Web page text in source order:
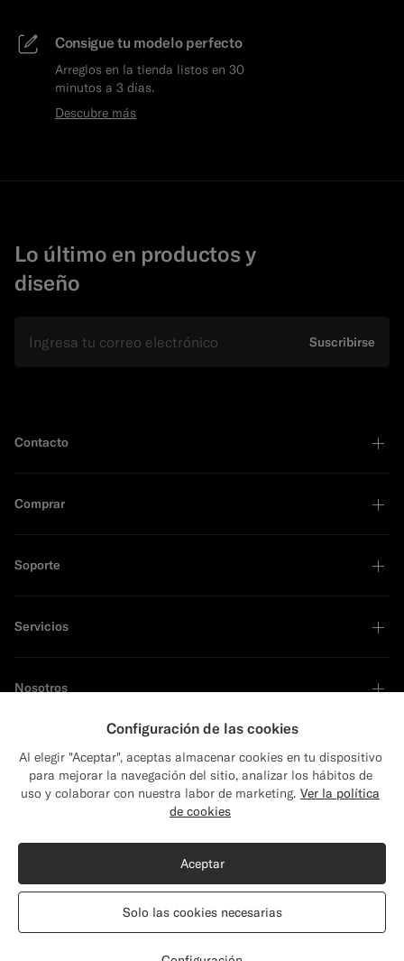
Consigue tu modelo perfecto
Arreglos en la tienda listos en 30
minutos a 3 días.
Descubre más
Lo último en productos y
diseño
Suscribirse
Contacto
Comprar
Soporte
Servicios
Nosotros
Líder en sostenibilidad
Close
Envío a: ¿Estados Unidos?
contenidos que sean pertinentes para ti.
Estados Unidos(USD)
Cambiar localización
Configuración de las cookies
Al elegir "Aceptar", aceptas almacenar cookies en tu dispositivo
para mejorar la navegación del sitio, analizar los hábitos de
uso y colaborar con nuestra labor de marketing. Ver la política
de cookies
Solo las cookies necesarias
Aceptar